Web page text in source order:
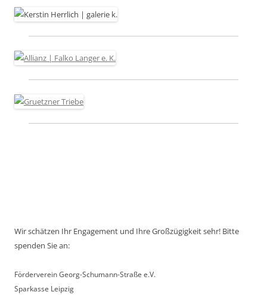
Wir schätzen Ihr Engagement und Ihre Großzügigkeit sehr! Bitte
spenden Sie an:
Förderverein Georg-Schumann-Straße e.V.
Sparkasse Leipzig